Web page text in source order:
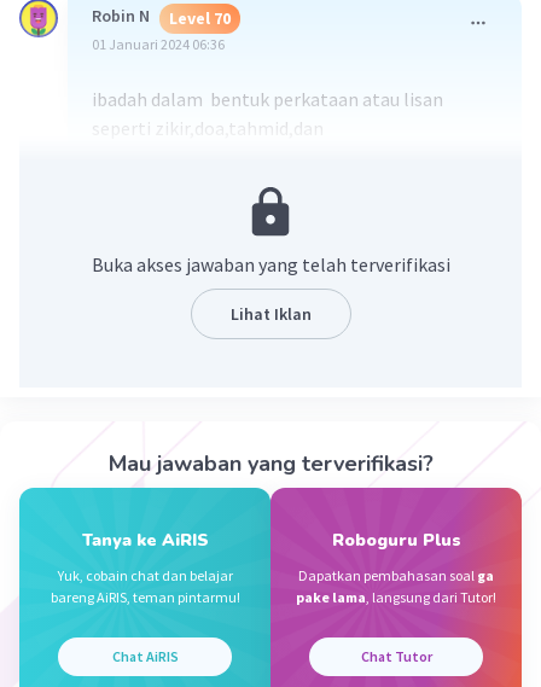
Robin N Level 70
01 Januari 2024 06:36
ibadah dalam bentuk perkataan atau lisan
seperti zikir,doa,tahmid,dan
Level 66
02 Januari 2024 01:53
mengucapkannya dan otomatis sudah dihitung
ibadah. Berikut ini adalah Ibadah dalam bentuk
Berkata sopan
Memuji seseorang dengan mengucap
Mengucap salam
Buka akses jawaban yang telah terverifikasi
Lihat Iklan
Mau jawaban yang terverifikasi?
Tanya ke AiRIS
Yuk, cobain chat dan belajar
bareng AiRIS, teman pintarmu!
Chat AiRIS
Roboguru Plus
Dapatkan pembahasan soal ga
pake lama, langsung dari Tutor!
Chat Tutor